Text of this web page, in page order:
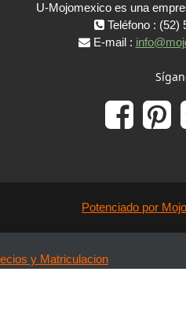
U-Mojomexico es una
Teléfono : (52)
E-mail :
Potenciado por
y Matriculacion